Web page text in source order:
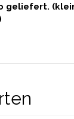
geliefert.